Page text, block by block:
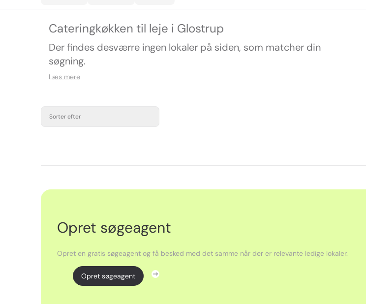
Cateringkøkken til leje i Glostrup
Der findes desværre ingen lokaler på siden, som matcher din
søgning.
Læs mere
Sorter efter
Opret søgeagent
Opret en gratis søgeagent og få besked med det samme når der er relevante ledige lokaler.
Opret søgeagent